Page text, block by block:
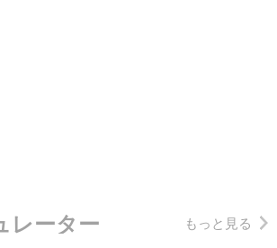
レーター もっと見る